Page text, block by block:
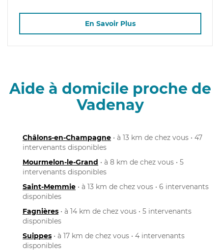
En Savoir Plus
Aide à domicile proche de
Vadenay
Châlons-en-Champagne • à 13 km de chez vous • 47
intervenants disponibles
Mourmelon-le-Grand • à 8 km de chez vous • 5
intervenants disponibles
Saint-Memmie • à 13 km de chez vous • 6 intervenants
disponibles
Fagnières • à 14 km de chez vous • 5 intervenants
disponibles
Suippes • à 17 km de chez vous • 4 intervenants
disponibles